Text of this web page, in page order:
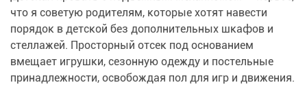
что я советую родителям, которые хотят навести
порядок в детской без дополнительных шкафов и
стеллажей. Просторный отсек под основанием
вмещает игрушки, сезонную одежду и постельные
принадлежности, освобождая пол для игр и движения.